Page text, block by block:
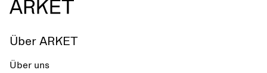
Über ARKET
Über uns